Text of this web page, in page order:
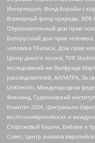
Интернешнл, Фонд борьбы с
Всемирный фонд природы, BDR
Образовательный дом прав
Белорусский дом прав
человека Тбилиси, Дом прав
Центр дикого лосося, TVR
исследований им Вилфрида
расследователей, АЛЛАТРА, За
UnKremlin, Международная
Финланд, Гудзоновский
Комитет-2024, Центрально-
восточноевропейских и
Сторожевой башни, Библии и
Совет, Центр анализа